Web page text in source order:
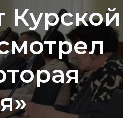
Курской